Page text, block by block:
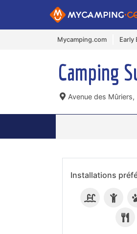
Mycamping.com Early
Camping
Avenue des Mûriers,
Installations